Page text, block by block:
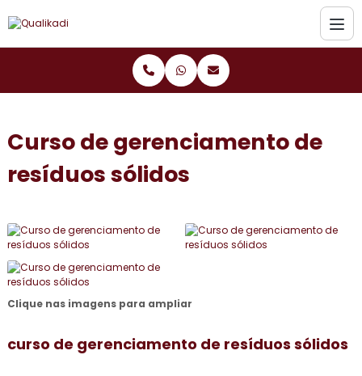
Curso de gerenciamento de
resíduos sólidos
Clique nas imagens para ampliar
curso de gerenciamento de resíduos sólidos